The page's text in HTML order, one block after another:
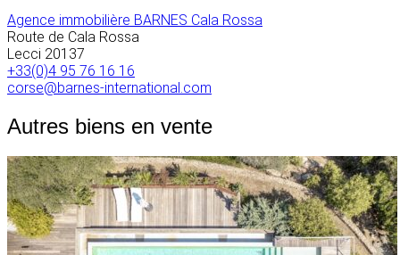
Agence immobilière BARNES Cala Rossa
Route de Cala Rossa
Lecci 20137
+33(0)4 95 76 16 16
corse@barnes-international.com
Autres biens en vente